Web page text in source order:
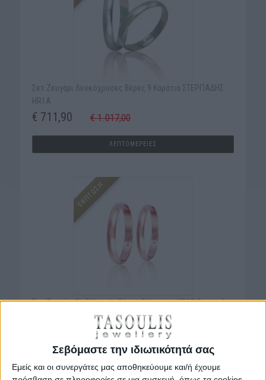
Σεβόμαστε την ιδιωτικότητά σας
Εμείς και οι συνεργάτες μας αποθηκεύουμε και/ή έχουμε
Σετ Ζευγάρι Λευκόχρυσες Βέρες 9 Καράτια ΣΤΕΡΓΙΑΔΗΣ
HR1A
€ 711,90 € 1.017,00
ΛΕΠΤΟΜΕΡΕΙΕΣ
ΕΚΠΤΩΣΗ
Σετ Ζευγάρι Ροζ Χρυσές Βέρες 9 Καράτια HR1C Stergiadis
€ 1.443,00
ΛΕΠΤΟΜΕΡΕΙΕΣ